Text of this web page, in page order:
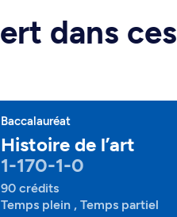
dans
Baccalauréat
Histoire de l’art
1-170-1-0
90 crédits
Temps plein , Temps partiel